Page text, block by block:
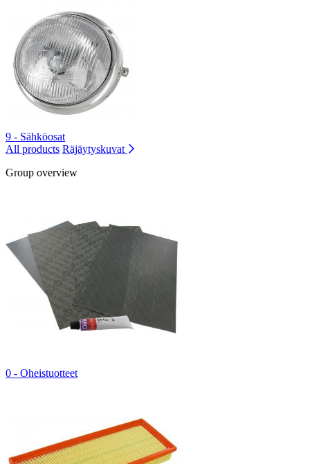
9 - Sähköosat
All products Räjäytyskuvat
Group overview
0 - Oheistuotteet